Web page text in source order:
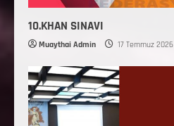
10.KHAN SINAVI
Muaythai Admin 17 Temmuz 2026